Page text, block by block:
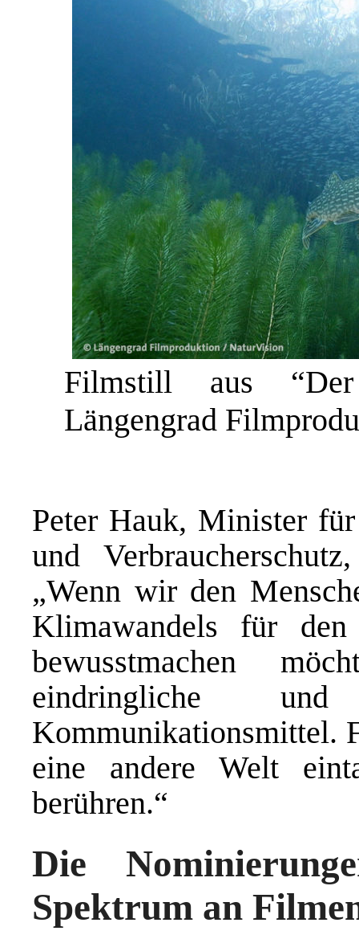
Filmstill aus
Längengrad
Peter Hauk, Minister
und
„Wenn wir den
Klimawandels für
bewusstmachen
eindringliche
Kommunikationsmittel.
eine andere Welt
berühren.“
Die
Spektrum an